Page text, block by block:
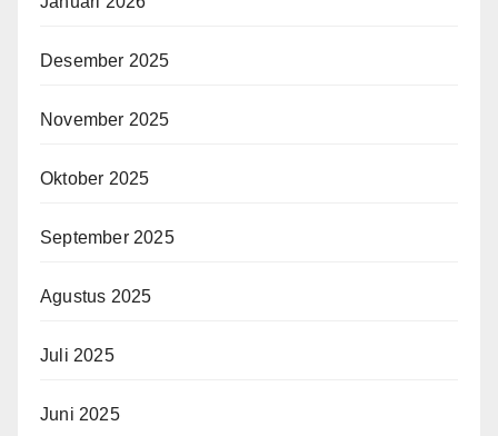
Desember 2025
November 2025
Oktober 2025
September 2025
Agustus 2025
Juli 2025
Juni 2025